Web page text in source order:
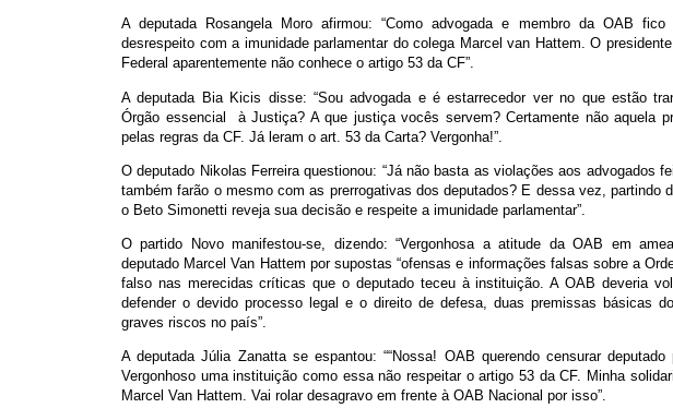
A deputada Rosangela Moro afirmou: “Como advogada e membro da OAB
desrespeito com a imunidade parlamentar do colega Marcel van Hattem. O
Federal aparentemente não conhece o artigo 53 da CF”.
A deputada Bia Kicis disse: “Sou advogada e é estarrecedor ver no que estão
Órgão essencial à Justiça? A que justiça vocês servem? Certamente não aquela
pelas regras da CF. Já leram o art. 53 da Carta? Vergonha!”.
O deputado Nikolas Ferreira questionou: “Já não basta as violações aos advogados
também farão o mesmo com as prerrogativas dos deputados? E dessa vez, partindo
o Beto Simonetti reveja sua decisão e respeite a imunidade parlamentar”.
O partido Novo manifestou-se, dizendo: “Vergonhosa a atitude da OAB em
deputado Marcel Van Hattem por supostas “ofensas e informações falsas sobre a
falso nas merecidas críticas que o deputado teceu à instituição. A OAB deveria
defender o devido processo legal e o direito de defesa, duas premissas básicas
graves riscos no país”.
A deputada Júlia Zanatta se espantou: ““Nossa! OAB querendo censurar
Vergonhoso uma instituição como essa não respeitar o artigo 53 da CF. Minha
Marcel Van Hattem. Vai rolar desagravo em frente à OAB Nacional por isso”.